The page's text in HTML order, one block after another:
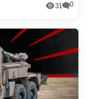
31 0